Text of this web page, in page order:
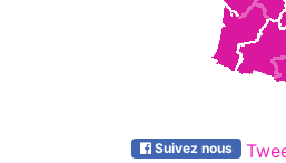
Suivez nous